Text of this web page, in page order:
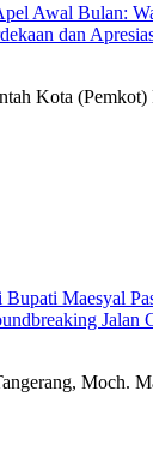
Awal Bulan:
dan
Kota (Pemkot)
Maesyal
Jalan
Moch.